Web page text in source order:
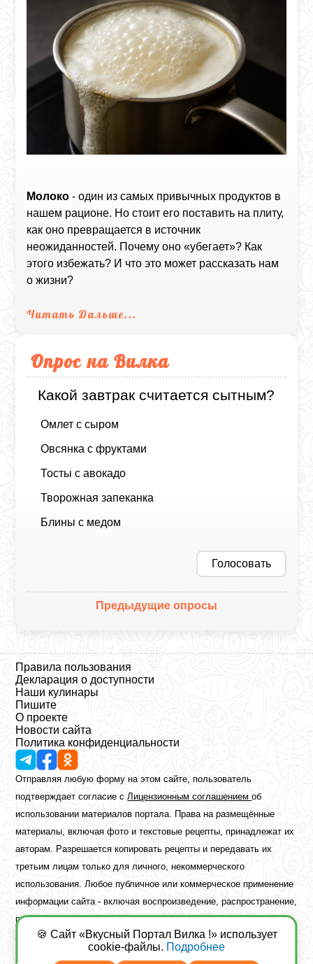
Молоко - один из самых привычных продуктов в
нашем рационе. Но стоит его поставить на плиту,
как оно превращается в источник
неожиданностей. Почему оно «убегает»? Как
этого избежать? И что это может рассказать нам
о жизни?
Читать Дальше...
Опрос на Вилка
Какой завтрак считается сытным?
Омлет с сыром
Овсянка с фруктами
Тосты с авокадо
Творожная запеканка
Блины с медом
Голосовать
Предыдущие опросы
Правила пользования
Декларация о доступности
Наши кулинары
Пишите
О проекте
Новости сайта
Политика конфиденциальности
Отправляя любую форму на этом сайте, пользователь
подтверждает согласие сЛицензионным соглашениемоб
использовании материалов портала. Права на размещённые
материалы, включая фото и текстовые рецепты, принадлежат их
авторам. Разрешается копировать рецепты и передавать их
третьим лицам только для личного, некоммерческого
использования. Любое публичное или коммерческое применение
информации сайта - включая воспроизведение, распространение,
публикацию или обработку - возможно лишь при наличии
предварительного письменного разрешения правообладателя.
Copyright ©2026 Вкусный Портал Вилка
🍪 Сайт «Вкусный Портал Вилка !» использует
cookie-файлы. Подробнее